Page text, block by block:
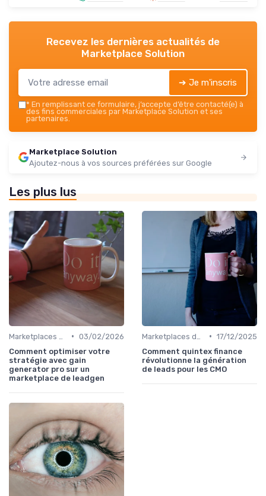
Recevez les dernières actualités de
Marketplace Solution
➔ Je m'inscris
* En remplissant ce formulaire, j’accepte d’être contacté(e) à
des fins commerciales par Marketplace Solution et ses
partenaires.
Marketplace Solution
Ajoutez-nous à vos sources préférées sur Google
Les plus lus
• 03/02/2026
Comment optimiser votre
stratégie avec gain
generator pro sur un
marketplace de leadgen
• 17/12/2025
Comment quintex finance
révolutionne la génération
de leads pour les CMO